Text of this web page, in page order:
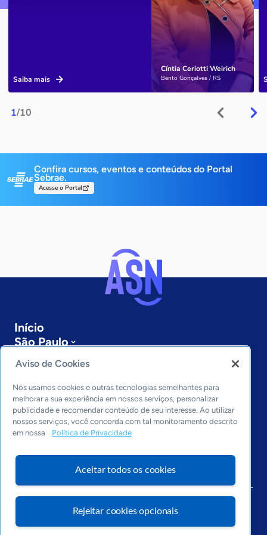
1/10
Cíntia Ceriotti Weirich
Bento Gonçalves / RS
Saiba mais
Confira cursos, eventos e conteúdos do Portal
Sebrae.
Acesse o Portal
Início
São Paulo
Sobre a ASN
Últimas notícias
Entre em contato
Editorias
Economia & Política
Inovação & Tecnologia
Cultura empreendedora
Arquivo
Aviso de Cookies
Nós usamos cookies e outras tecnologias semelhantes para
melhorar a sua experiência em nossos serviços, personalizar
publicidade e recomendar conteúdo de seu interesse. Ao utilizar
nossos serviços, você concorda com tal monitoramento descrito
em nossa
Política de Privacidade
Aceitar todos os cookies
Rejeitar cookies opcionais